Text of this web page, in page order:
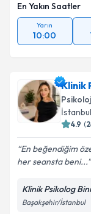
En Yakın Saatler
Yarın
10:00
Klinik
İstanbul
4.9 (
En beğendiğim
her seansta beni...
Klinik Psikolog
Başakşehir/İstanbul